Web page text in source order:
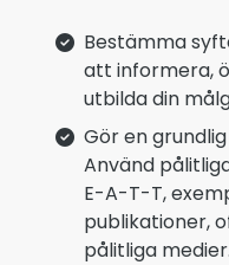
Bestämma
att informera,
utbilda din
Gör en
Använd
E-A-T-T,
publikationer,
pålitliga medier.